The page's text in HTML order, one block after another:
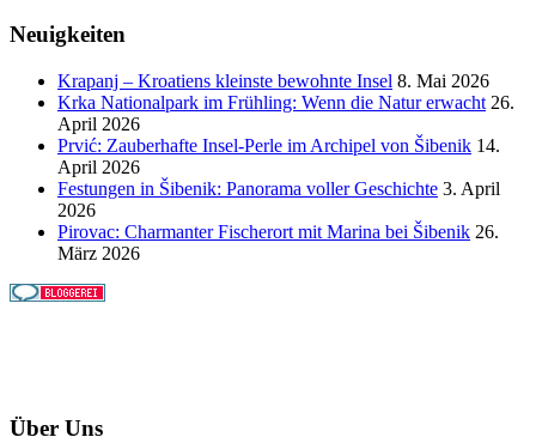
Neuigkeiten
Krapanj – Kroatiens kleinste bewohnte Insel 8. Mai 2026
Krka Nationalpark im Frühling: Wenn die Natur erwacht 26.
April 2026
Prvić: Zauberhafte Insel-Perle im Archipel von Šibenik 14.
April 2026
Festungen in Šibenik: Panorama voller Geschichte 3. April
2026
Pirovac: Charmanter Fischerort mit Marina bei Šibenik 26.
März 2026
Über Uns